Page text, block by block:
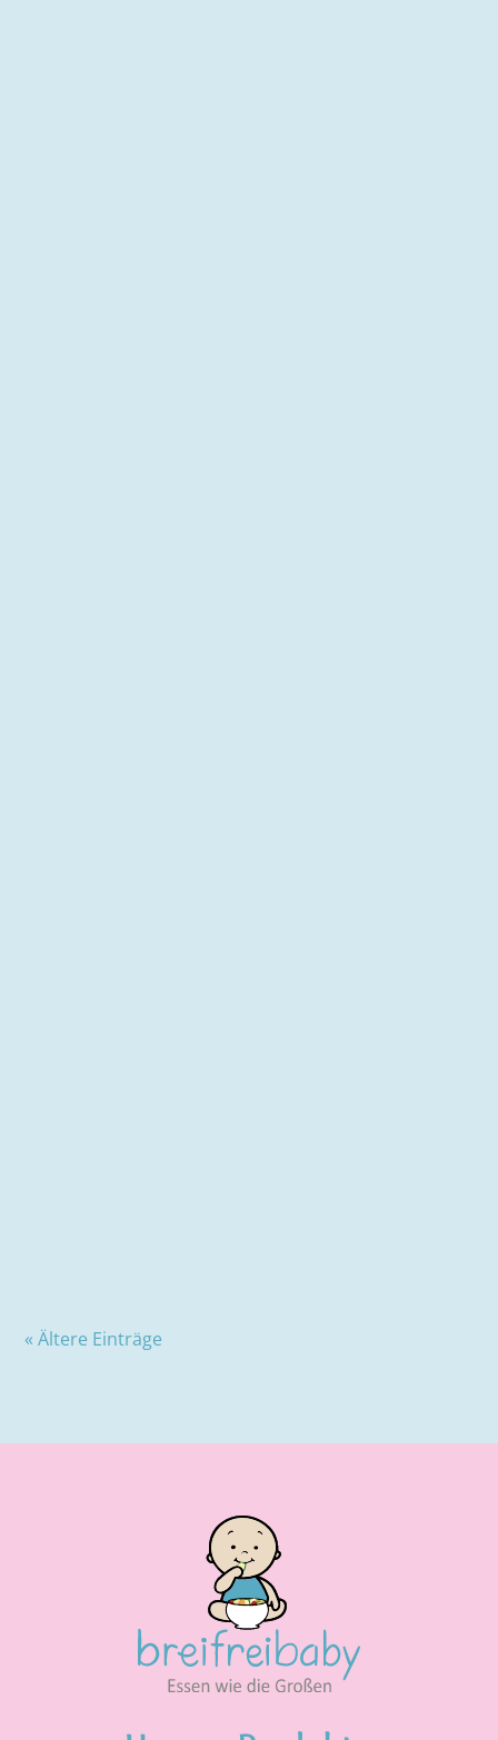
« Ältere Einträge